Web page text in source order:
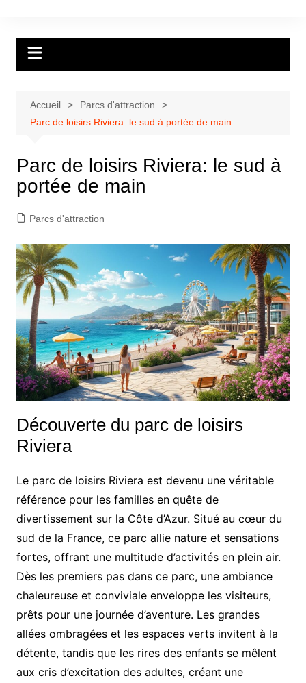
Accueil
Parcs d'attraction
Parc de loisirs Riviera: le sud à portée de main
Parc de loisirs Riviera: le sud à
portée de main
Parcs d'attraction
Découverte du parc de loisirs
Riviera
Le parc de loisirs Riviera est devenu une véritable
référence pour les familles en quête de
divertissement sur la Côte d’Azur. Situé au cœur du
sud de la France, ce parc allie nature et sensations
fortes, offrant une multitude d’activités en plein air.
Dès les premiers pas dans ce parc, une ambiance
chaleureuse et conviviale enveloppe les visiteurs,
prêts pour une journée d’aventure. Les grandes
allées ombragées et les espaces verts invitent à la
détente, tandis que les rires des enfants se mêlent
aux cris d’excitation des adultes, créant une